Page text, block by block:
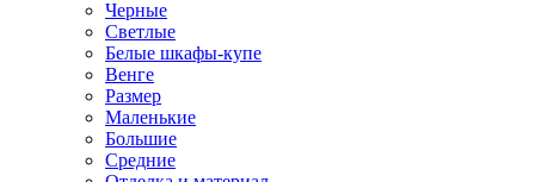
Черные
Светлые
Белые шкафы-купе
Венге
Размер
Маленькие
Большие
Средние